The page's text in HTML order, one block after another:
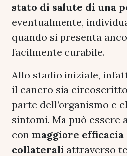
stato di salute di una
eventualmente,
quando si presenta
facilmente curabile.
Allo stadio iniziale,
il cancro sia
parte dell’organismo e
sintomi. Ma può essere
con maggiore efficacia
collaterali attraverso